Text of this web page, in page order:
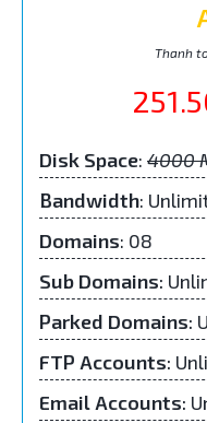
Thanh
Disk Space: 4000
Bandwidth:
Domains: 08
Sub Domains:
Parked Domains:
FTP Accounts:
Email Accounts: